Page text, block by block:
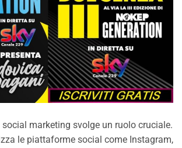
social marketing svolge un ruolo cruciale.
le piattaforme social come Instagram,